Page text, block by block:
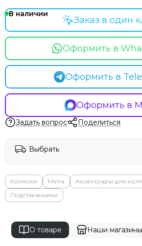
Incanto
Izzi
Jan&Sofie
Kidzi
Leclerc
Leoking
Maier
Maxi-Cosi
Medela
Medilana
Milli
Mima
В наличии
Оформить в
Оформить в
Оформить в
Заказ в один
Задать вопрос Поделиться
Выбрать
Коляски Mima
Аксессуары для
Подстаканники
О товаре Наши магазины